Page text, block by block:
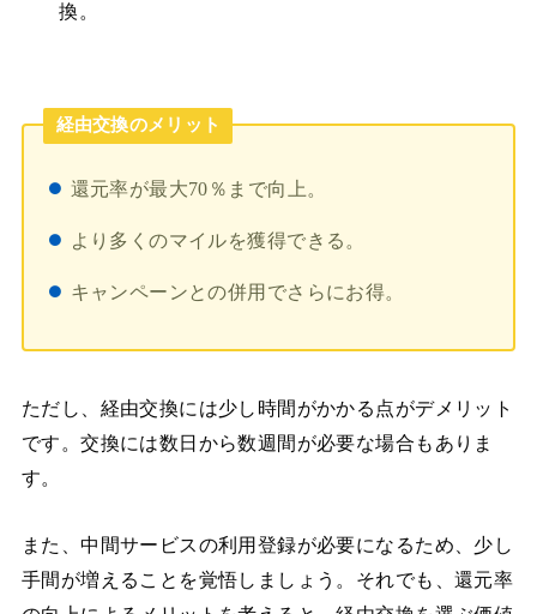
換。
経由交換のメリット
還元率が最大70％まで向上。
より多くのマイルを獲得できる。
キャンペーンとの併用でさらにお得。
ただし、経由交換には少し時間がかかる点がデメリット
です。交換には数日から数週間が必要な場合もありま
す。
また、中間サービスの利用登録が必要になるため、少し
手間が増えることを覚悟しましょう。それでも、還元率